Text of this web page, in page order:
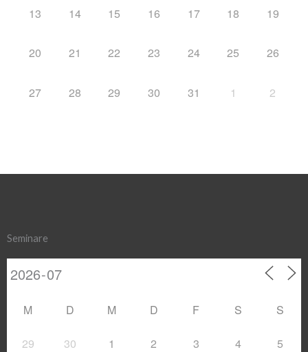
13 14 15 16 17 18 19
20 21 22 23 24 25 26
27 28 29 30 31 1 2
Seminare
M D M D F S S
29 30 1 2 3 4 5